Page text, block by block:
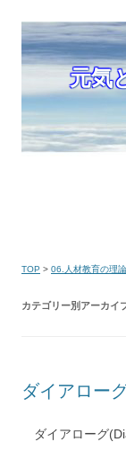
元気
TOP > 06.人材教育の理
カテゴリー別アーカイ
ダイアロー
ダイアローグ